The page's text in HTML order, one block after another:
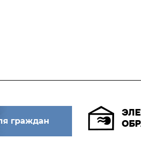
граждан